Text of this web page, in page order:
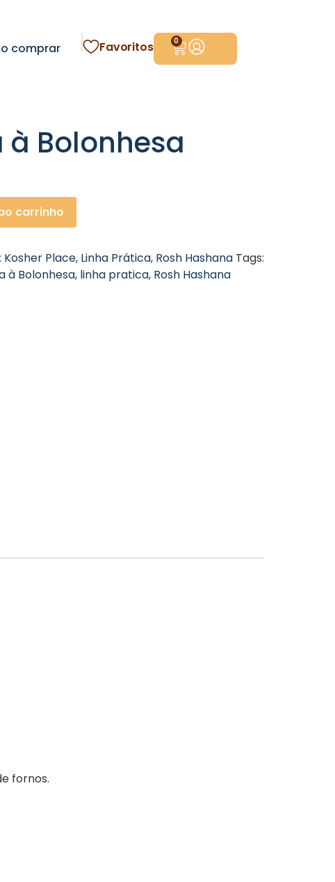
comprar Favoritos 0
à Bolonhesa
carrinho
Kosher Place, Linha Prática, Rosh Hashana Tags:
à Bolonhesa, linha pratica, Rosh Hashana
fornos.